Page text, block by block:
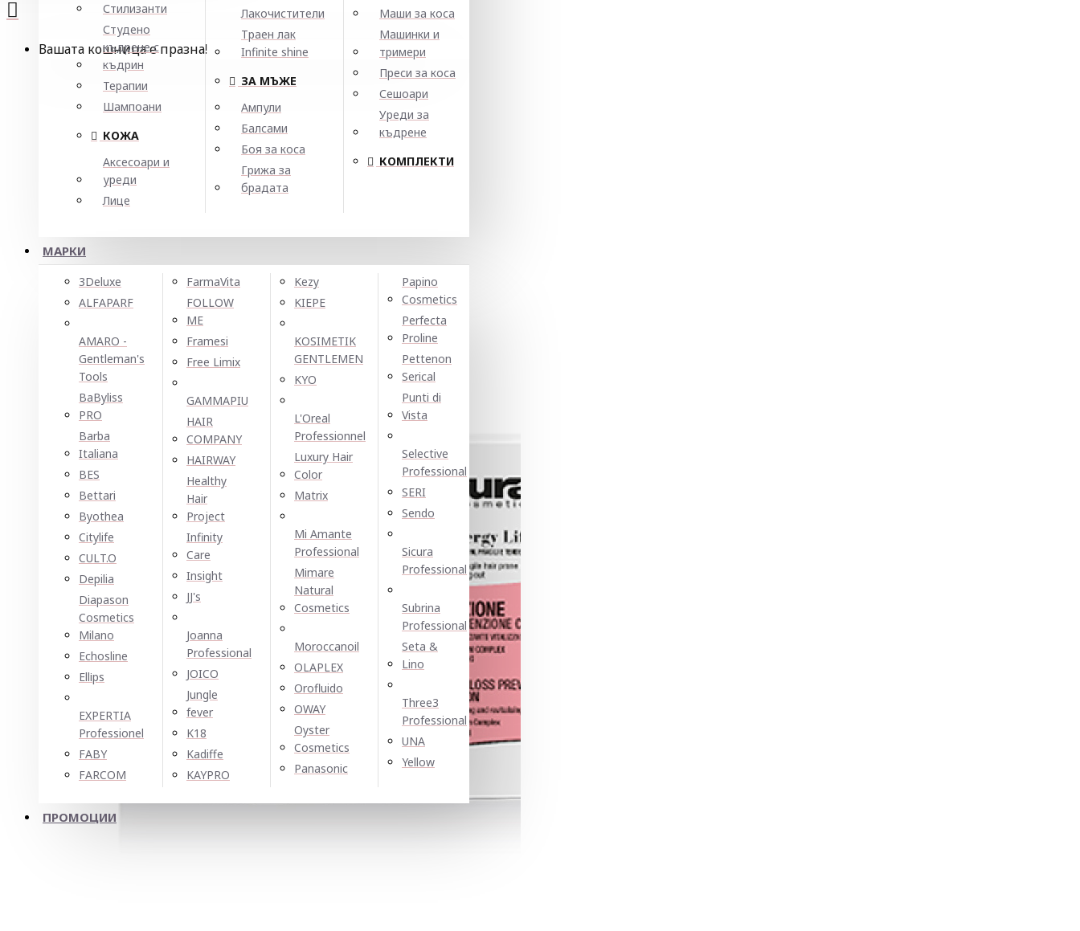
Стилизанти
Студено
къдрене с
къдрин
Терапии
Шампоани
КОЖА
Аксесоари и
уреди
Лице
Лакочистители
Траен лак
Infinite shine
ЗА МЪЖЕ
Ампули
Балсами
Боя за коса
Грижа за
брадата
Маши за коса
Машинки и
тримери
Преси за коса
Сешоари
Уреди за
къдрене
КОМПЛЕКТИ
МАРКИ
3Deluxe
ALFAPARF
AMARO -
Gentleman's
Tools
BaByliss
PRO
Barba
Italiana
BES
Bettari
Byothea
Citylife
CULT.O
Depilia
Diapason
Cosmetics
Milano
Echosline
Ellірѕ
EXPERTIA
Professionel
FABY
FARCOM
FarmaVita
FOLLOW
ME
Framesi
Free Limix
GAMMAPIU
HAIR
COMPANY
HAIRWAY
Healthy
Hair
Project
Infinity
Care
Insight
JJ's
Joanna
Professional
JOICO
Jungle
fever
K18
Kadiffe
KAYPRO
Kezy
KIEPE
KOSIMETIK
GENTLEMEN
KYO
L'Oreal
Professionnel
Luxury Hair
Color
Matrix
Mi Amante
Professional
Mimare
Natural
Cosmetics
Moroccanoil
OLAPLEX
Orofluido
OWAY
Oyster
Cosmetics
Panasonic
Papino
Cosmetics
Perfecta
Proline
Pettenon
Serical
Punti di
Vista
Selective
Professional
SERI
Sendo
Sicura
Professional
Subrina
Professional
Seta &
Lino
Three3
Professional
UNA
Yellow
ПРОМОЦИИ
Вашата кошница е празна!